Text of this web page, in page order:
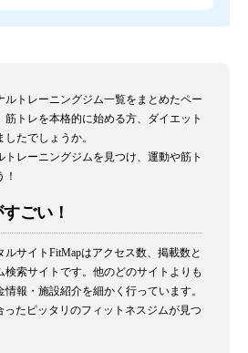
ルトレーニングジム一覧をまとめたペー
筋トレを本格的に始める方、ダイエット
たでしょうか。
トレーニングジムを見つけ、運動や筋ト
ごい！
ルサイトFitMapはアクセス数、掲載数と
検索サイトです。他のどのサイトよりも
報・施設紹介を細かく行っています。
ったピッタリのフィットネスジムが見つ